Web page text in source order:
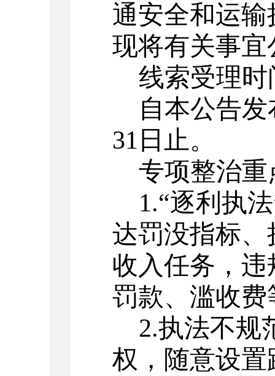
通安全和运
现将有关事
线索受理时
自本公告
31 日止。
专项整治重
1.“逐利执法
达罚没指标
收入任务，
罚款、滥收费
2.执法不规
权，随意设